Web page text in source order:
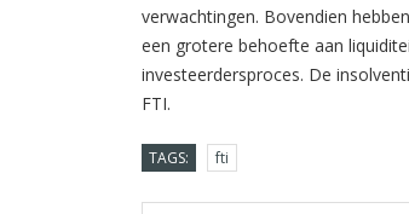
verwachtingen. Bovendien
een grotere behoefte aan
investeerdersproces. De
FTI.
TAGS: fti